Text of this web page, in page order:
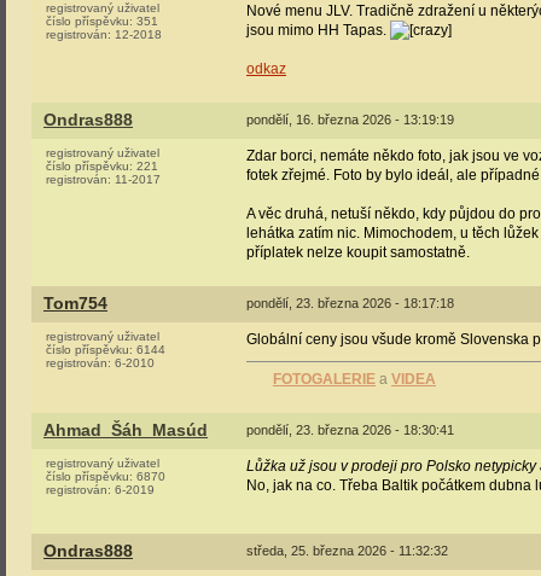
registrovaný uživatel
číslo příspěvku: 351
registrován: 12-2018
Nové menu JLV. Tradičně zdražení u
jsou mimo HH Tapas.
odkaz
Ondras888 pondělí, 16. března 2026 - 13:19:19
registrovaný uživatel
číslo příspěvku: 221
registrován: 11-2017
Zdar borci, nemáte někdo foto, jak jsou ve
fotek zřejmé. Foto by bylo ideál, ale
A věc druhá, netuší někdo, kdy půjdou do
lehátka zatím nic. Mimochodem, u těch
příplatek nelze koupit samostatně.
Tom754 pondělí, 23. března 2026 - 18:17:18
registrovaný uživatel
číslo příspěvku: 6144
registrován: 6-2010
Globální ceny jsou všude kromě Slovenska
FOTOGALERIE a VIDEA
Ahmad_Šáh_Masúd pondělí, 23. března 2026 - 18:30:41
registrovaný uživatel
číslo příspěvku: 6870
registrován: 6-2019
Lůžka už jsou v prodeji pro Polsko
No, jak na co. Třeba Baltik počátkem
Ondras888 středa, 25. března 2026 - 11:32:32